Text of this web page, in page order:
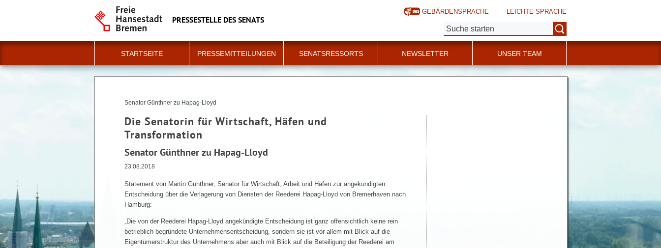
PRESSESTELLE DES SENATS
GEBÄRDENSPRACHE
LEICHTE SPRACHE
Suche:
STARTSEITE PRESSEMITTEILUNGEN SENATSRESSORTS NEWSLETTER UNSER TEAM
Senator Günthner zu Hapag-Lloyd
Die Senatorin für Wirtschaft, Häfen und
Transformation
Senator Günthner zu Hapag-Lloyd
23.08.2018
Statement von Martin Günthner, Senator für Wirtschaft, Arbeit und Häfen zur angekündigten
Entscheidung über die Verlagerung von Diensten der Reederei Hapag-Lloyd von Bremerhaven nach
Hamburg:
„Die von der Reederei Hapag-Lloyd angekündigte Entscheidung ist ganz offensichtlich keine rein
betrieblich begründete Unternehmensentscheidung, sondern sie ist vor allem mit Blick auf die
Eigentümerstruktur des Unternehmens aber auch mit Blick auf die Beteiligung der Reederei am